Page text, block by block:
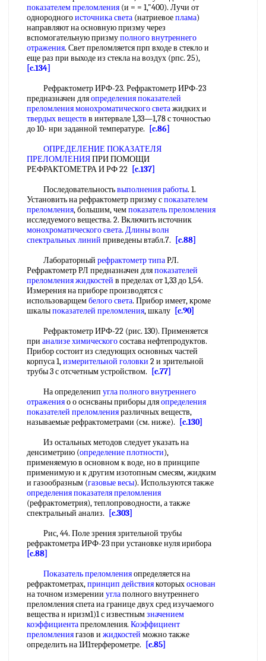
показателем преломления (и = = 1,"400). Лучи от
однородногоисточника света (натриевоеплама)
направляют на основную призму через
вспомогательную призмуполного внутреннего
отражения. Свет преломляется прп входе в стекло и
еще раз при выходе из стекла на воздух (рпс. 25),
[c.134]
Рефрактометр ИРФ-23. Рефрактометр ИРФ-23
предназначен дляопределения показателей
преломлениямонохроматического светажидких и
твердых веществ в интервале 1,33—1,78 с точностью
до 10- нри заданной температуре.
[c.86]
ОПРЕДЕЛЕНИЕ ПОКАЗАТЕЛЯ
ПРЕЛОМЛЕНИЯПРИ ПОМОЩИ
РЕФРАКТОМЕТРА И РФ 22 [c.137]
Последовательностьвыполнения работы. 1.
Установить на рефрактометр призму споказателем
преломления, большим, чемпоказатель преломления
исследуемого вещества. 2. Включить источник
монохроматического света. Длины волн
спектральных линий приведены втабл.7.
[c.88]
Лабораторный рефрактометр типаРЛ.
Рефрактометр РЛ предназначен дляпоказателей
преломления жидкостей в пределах от 1,33 до 1,54.
Измерения на приборе производятся с
использоварщембелого света. Прибор имеет, кроме
шкалыпоказателей преломления, шкалу [c.90]
Рефрактометр ИРФ-22 (рис. 130). Применяется
при анализе химическогосостава нефтепродуктов.
Прибор состоит из следующих основных частей
корпуса 1,измерительной головки 2 и зрительной
трубы 3 с отсчетным устройством.
[c.77]
На определенип углаполного внутреннего
отраженияо о оснсваны приборы дляопределения
показателей преломленияразличных веществ,
называемые рефрактометрами (см. ниже).
[c.130]
Из остальных методов следует указать на
денсиметрию (определение плотности),
применяемую в основном к воде, но в принципе
применимую и к другим изотопным смесям, жидким
и газообразным (газовые весы). Используются также
определения показателя преломления
(рефрактометрия), теплопроводности, а также
спектральный анализ.
[c.303]
Рис, 44. Поле зрения зрительной трубы
рефрактометра ИРФ-23 при установке нуля ирибора
[c.88]
Показатель преломленияопределяется на
рефрактометрах,принцип действиякоторыхоснован
на точном измерении углаполного внутреннего
преломления спета иа границе двух сред изучаемого
вещества н нризм1)1 с известнымзначением
коэффициентапреломления. Коэффициент
преломлениягазов и жидкостей можно также
определить на 1И1терферометре.
[c.85]